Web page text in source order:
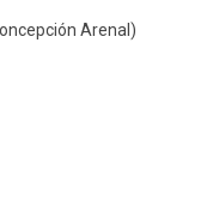
Arenal)